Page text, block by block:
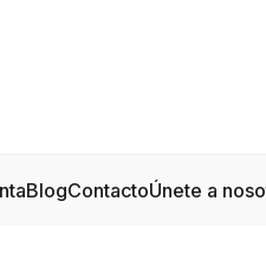
BlogContactoÚnete a